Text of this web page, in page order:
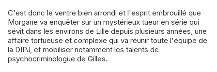
C'est donc le ventre bien arrondi et l'esprit embrouillé que
Morgane va enquêter sur un mystérieux tueur en série qui
sévit dans les environs de Lille depuis plusieurs années, une
affaire tortueuse et complexe qui va réunir toute l'équipe de
la DIPJ, et mobiliser notamment les talents de
psychocriminologue de Gilles.